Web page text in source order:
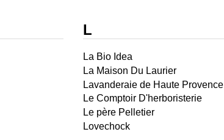
L
La Bio Idea
La Maison Du Laurier
Lavanderaie de Haute Provence
Le Comptoir D'herboristerie
Le père Pelletier
Lovechock